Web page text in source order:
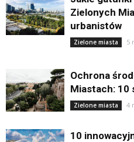
Zielonych
urbanistów
Zielone miasta 5
Ochrona
Miastach: 10
Zielone miasta 4
10